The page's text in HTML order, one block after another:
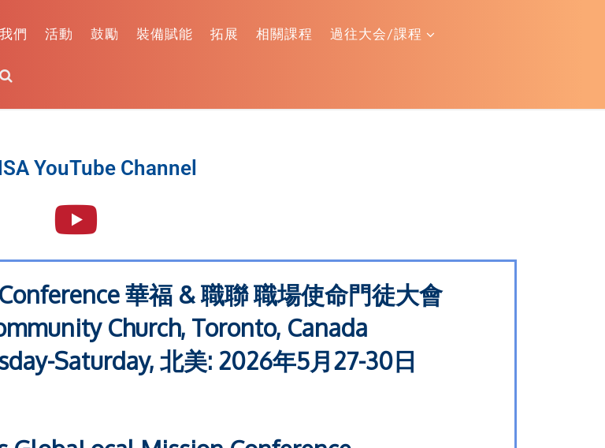
們 活動 鼓勵 裝備賦能 拓展 相關課程 過往大会/課程
YouTube Channel
華福 & 職聯 職場使命門徒大會
Church, Toronto, Canada
Saturday, 北美: 2026年5月27-30日